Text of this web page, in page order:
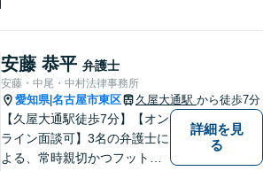
は、一度ご相談ください。
【当日・休日・夜間相談可】
安藤 恭平 弁護士
安藤・中尾・中村法律事務所
愛知県|名古屋市東区 久屋大通駅 から徒歩7分
【久屋大通駅徒歩7分】【オン
ライン面談可】3名の弁護士に
よる、常時親切かつフットワ
詳細を見
る